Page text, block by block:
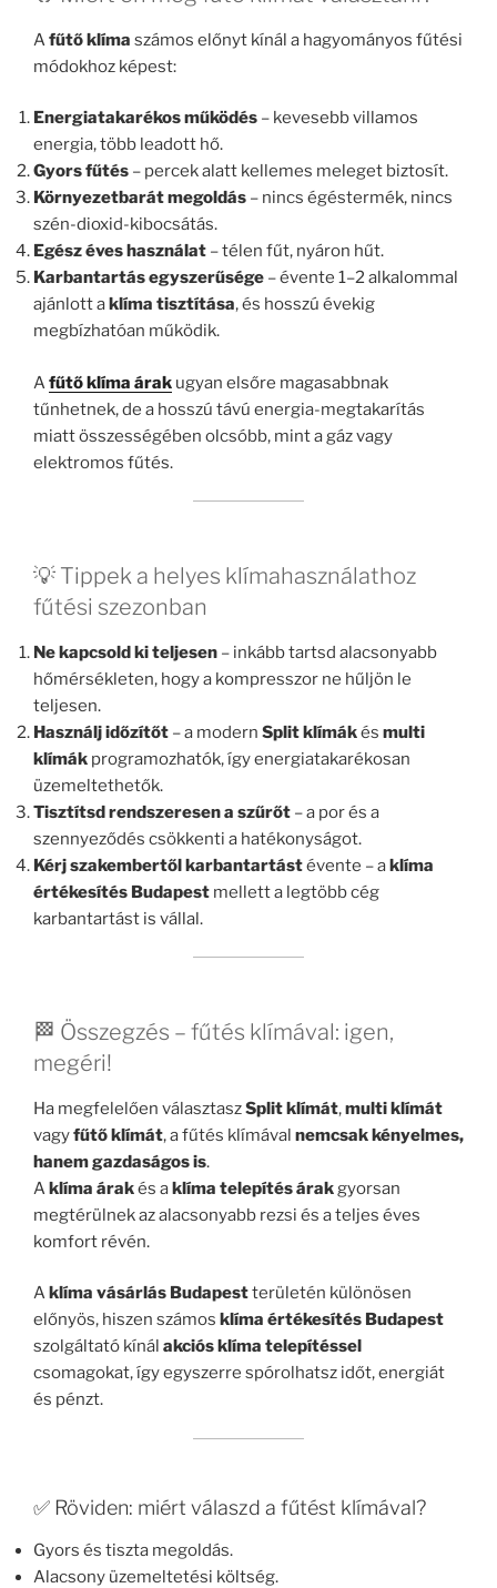
Afűtő klíma számos előnyt kínál a hagyományos fűtési
módokhoz képest:
Energiatakarékos működés – kevesebb villamos
energia, több leadott hő.
Gyors fűtés – percek alatt kellemes meleget biztosít.
Környezetbarát megoldás – nincs égéstermék, nincs
szén-dioxid-kibocsátás.
Egész éves használat – télen fűt, nyáron hűt.
Karbantartás egyszerűsége – évente 1–2 alkalommal
ajánlott aklíma tisztítása, és hosszú évekig
megbízhatóan működik.
Afűtő klíma árak ugyan elsőre magasabbnak
tűnhetnek, de a hosszú távú energia-megtakarítás
miatt összességében olcsóbb, mint a gáz vagy
elektromos fűtés.
💡 Tippek a helyes klímahasználathoz
fűtési szezonban
Ne kapcsold ki teljesen – inkább tartsd alacsonyabb
hőmérsékleten, hogy a kompresszor ne hűljön le
teljesen.
Használj időzítőt – a modern Split klímákés multi
klímák programozhatók, így energiatakarékosan
üzemeltethetők.
Tisztítsd rendszeresen a szűrőt – a por és a
szennyeződés csökkenti a hatékonyságot.
Kérj szakembertől karbantartástévente – aklíma
értékesítés Budapest mellett a legtöbb cég
karbantartást is vállal.
🏁 Összegzés – fűtés klímával: igen,
megéri!
Ha megfelelően választaszSplit klímát,multi klímát
vagyfűtő klímát, a fűtés klímával nemcsak kényelmes,
hanem gazdaságos is.
Aklíma árakés aklíma telepítés árakgyorsan
megtérülnek az alacsonyabb rezsi és a teljes éves
komfort révén.
Aklíma vásárlás Budapestterületén különösen
előnyös, hiszen számos klíma értékesítés Budapest
szolgáltató kínál akciós klíma telepítéssel
csomagokat, így egyszerre spórolhatsz időt, energiát
és pénzt.
✅ Röviden: miért válaszd a fűtést klímával?
Gyors és tiszta megoldás.
Alacsony üzemeltetési költség.